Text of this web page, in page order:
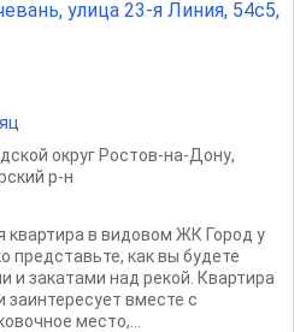
улица 23-я Линия, 54с5,
округ Ростов-на-Дону,
р-н
квартира в видовом ЖК Город у
представьте, как вы будете
и закатами над рекой. Квартира
вместе с
место,...